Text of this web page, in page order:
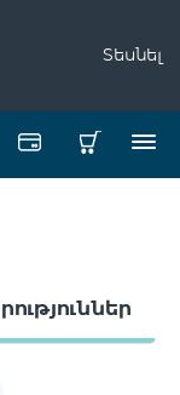
Տեսնել